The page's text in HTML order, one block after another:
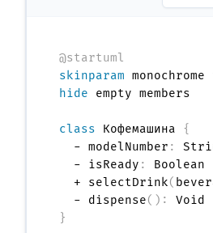
@startuml
skinparam
hide empty members
class Кофемашина {
  - modelNumber
:
  - isReady
:
Boolean
  + selectDrink
(
  - dispense
( ) :
}